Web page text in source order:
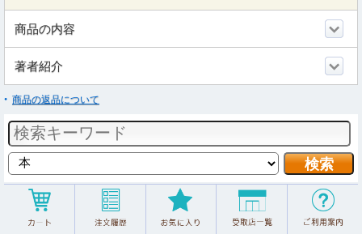
商品の内容
著者紹介
商品の返品について